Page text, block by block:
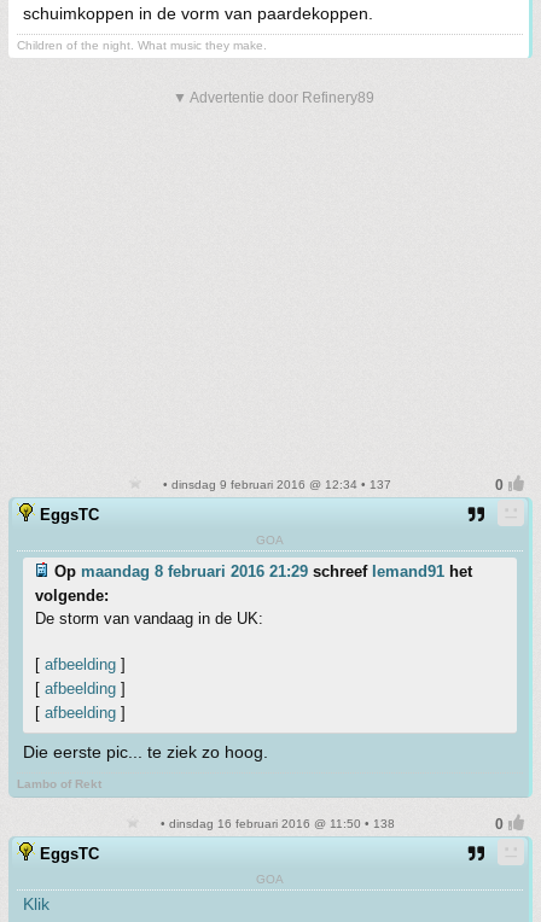
schuimkoppen in de vorm van paardekoppen.
Children of the night. What music they make.
▼ Advertentie door Refinery89
• dinsdag 9 februari 2016 @ 12:34 • 137
EggsTC
GOA
Op maandag 8 februari 2016 21:29 schreef Iemand91 het
volgende:
De storm van vandaag in de UK:
[ afbeelding ]
[ afbeelding ]
[ afbeelding ]
Die eerste pic... te ziek zo hoog.
Lambo of Rekt
• dinsdag 16 februari 2016 @ 11:50 • 138
EggsTC
GOA
Klik